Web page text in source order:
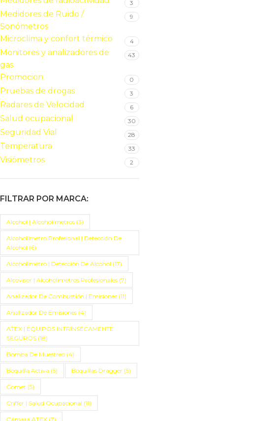
3
Medidores de Ruido /
Sonómetros
9
Microclima y confort térmico 4
Monitores y analizadores de
gas
43
Promocion 0
Pruebas de drogas 3
Radares de Velocidad 6
Salud ocupacional 30
Seguridad Vial 28
Temperatura 33
Visiómetros 2
FILTRAR POR MARCA:
Alcohol | Alcoholímetros (3)
Alcoholímetro Profesional | Detección De
Alcohol (6)
Alcoholímetro | Detección De Alcohol (17)
Alcovisor | Alcoholímetros Profesionales (7)
Analizador De Combustión | Emisiones (11)
Analizador De Emisiones (4)
ATEX | EQUIPOS INTRÍNSECAMENTE
SEGUROS (18)
Bomba De Muestreo (4)
Boquilla Activa (5) Boquillas Dragger (5)
Comet (5)
Criffer | Salud Ocupacional (11)
Cámara ATEX (7)